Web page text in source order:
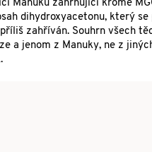
Manuku zahrnující kromě
dihydroxyacetonu, který
zahříván. Souhrn všech
a jenom z Manuky, ne z